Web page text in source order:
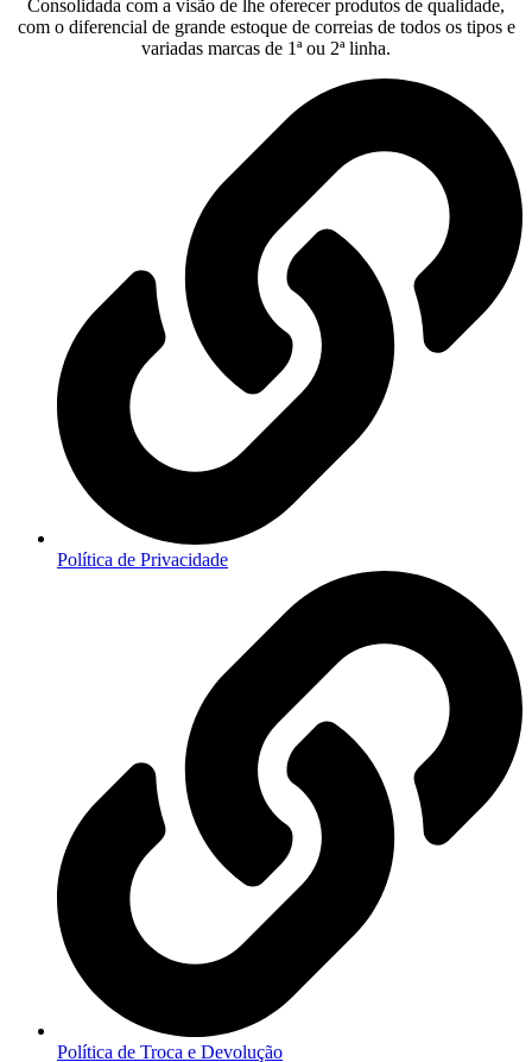
Consolidada com a visão de lhe oferecer produtos de qualidade,
com o diferencial de grande estoque de correias de todos os tipos e
variadas marcas de 1ª ou 2ª linha.
Política de Privacidade
Política de Troca e Devolução